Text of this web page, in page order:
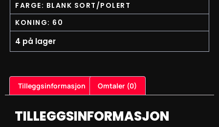
FARGE: BLANK SORT/POLERT
KONING: 60
4 på lager
Tilleggsinformasjon Omtaler (0)
TILLEGGSINFORMASJON